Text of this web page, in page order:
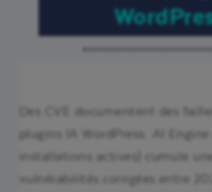
Des CVE documentent des
plugins IA WordPress. AI
installations actives) cumule
vulnérabilités corrigées entre